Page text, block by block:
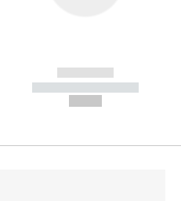
------------
----------- -----------